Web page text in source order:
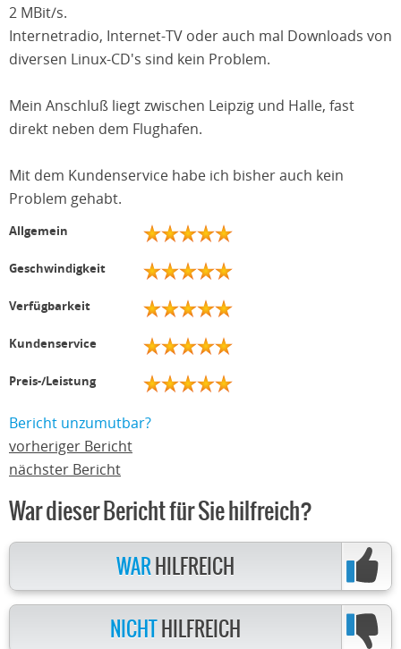
2 MBit/s.
Internetradio, Internet-TV oder auch mal Downloads von
diversen Linux-CD's sind kein Problem.
Mein Anschluß liegt zwischen Leipzig und Halle, fast
direkt neben dem Flughafen.
Mit dem Kundenservice habe ich bisher auch kein
Problem gehabt.
Allgemein
Geschwindigkeit
Verfügbarkeit
Kundenservice
Preis-/Leistung
Bericht unzumutbar?
vorheriger Bericht
nächster Bericht
War dieser Bericht für Sie hilfreich?
WAR HILFREICH
NICHT HILFREICH